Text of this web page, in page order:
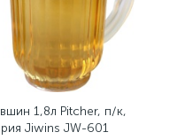
1,8л Pitcher, п/к,
Jiwins JW-601